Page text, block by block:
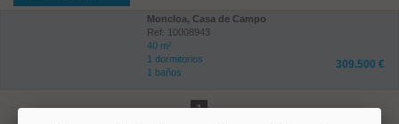
Moncloa, Casa de Campo
Ref: 10008943
40 m²
1 dormitorios
1 baños
309.500 €
1